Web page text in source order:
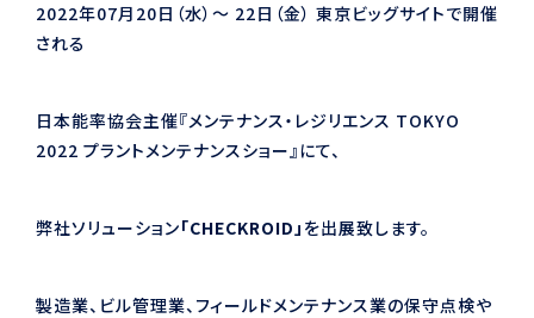
2022年07月20日（水）～ 22日（金） 東京ビッグサイトで開催
される
日本能率協会主催『メンテナンス・レジリエンス TOKYO
2022 プラントメンテナンスショー』にて、
弊社ソリューション「CHECKROID」 を出展致します。
製造業、ビル管理業、フィールドメンテナンス業の保守点検や